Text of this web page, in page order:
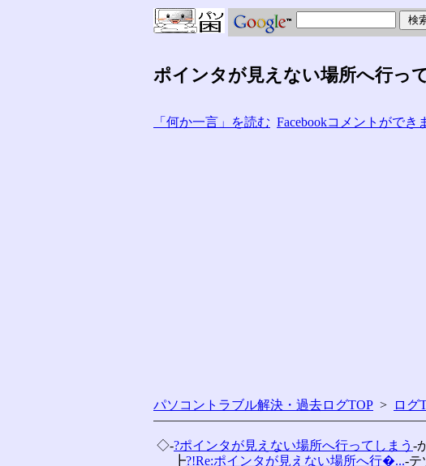
ポインタが見えない場所へ行っ
「何か一言」を読む Facebookコメントができ
パソコントラブル解決・過去ログTOP > ログ
◇-?ポインタが見えない場所へ行ってしまう -
┣?!Re:ポインタが見えない場所へ行�...-テ